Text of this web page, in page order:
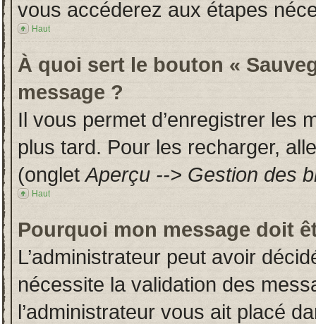
vous accéderez aux étapes
Haut
À quoi sert le bouton «
message ?
Il vous permet d’enregistrer les
plus tard. Pour les recharger,
(ongletAperçu --> Gestion des
Haut
Pourquoi mon message doit
L’administrateur peut avoir
nécessite la validation des
l’administrateur vous ait placé